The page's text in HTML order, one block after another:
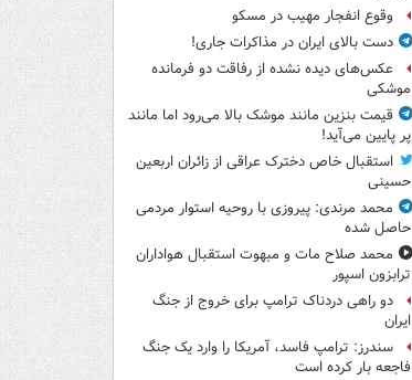
وقوع انفجار مهیب در مسکو
دست بالای ایران در مذاکرات جاری!
عکس‌های دیده نشده از رفاقت دو فرمانده‌
موشکی
قیمت بنزین مانند موشک بالا می‌رود اما مانند
پر پایین می‌آید!
استقبال خاص دخترک عراقی از زائران اربعین
حسینی
محمد مرندی: پیروزی با روحیه استوار مردمی
حاصل شده
محمد صلاح مات و مبهوت استقبال هواداران
ترابزون اسپور
دو راهی دردناک ترامپ برای خروج از جنگ
ایران
سندرز: ترامپ فاسد، آمریکا را وارد یک جنگ
فاجعه بار کرده است